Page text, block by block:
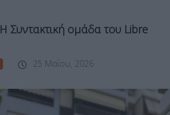
Η Συντακτική ομάδα του Libre
25 Μαΐου, 2026